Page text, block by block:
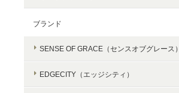
ブランド
SENSE OF GRACE（センスオブグレース）
EDGECITY（エッジシティ）